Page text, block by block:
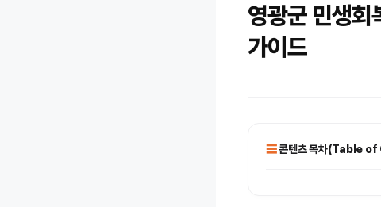
영광군 민생회
가이드
콘텐츠 목차(Table